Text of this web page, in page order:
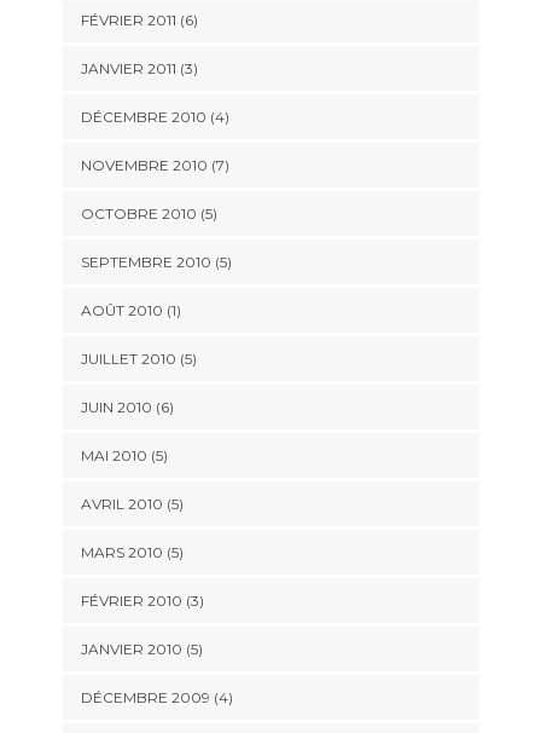
FÉVRIER 2011 (6)
JANVIER 2011 (3)
DÉCEMBRE 2010 (4)
NOVEMBRE 2010 (7)
OCTOBRE 2010 (5)
SEPTEMBRE 2010 (5)
AOÛT 2010 (1)
JUILLET 2010 (5)
JUIN 2010 (6)
MAI 2010 (5)
AVRIL 2010 (5)
MARS 2010 (5)
FÉVRIER 2010 (3)
JANVIER 2010 (5)
DÉCEMBRE 2009 (4)